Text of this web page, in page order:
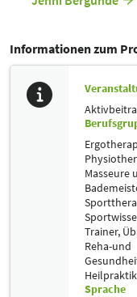
Informationen zum
Masseure
Trainer,
Reha-und
Sprache